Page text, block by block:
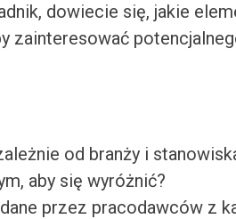
dowiecie się, jakie
zainteresować
od branży i
aby się wyróżnić?
przez pracodawców z